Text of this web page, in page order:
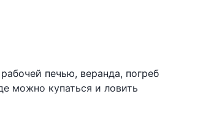
печью, веранда, погреб
можно купаться и ловить